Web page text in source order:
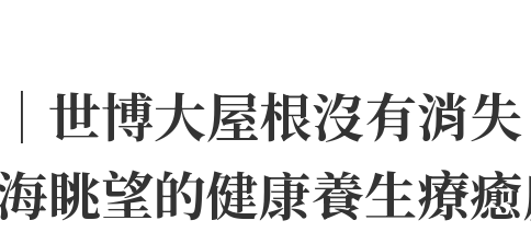
世博大屋根沒有消
眺望的健康養生療